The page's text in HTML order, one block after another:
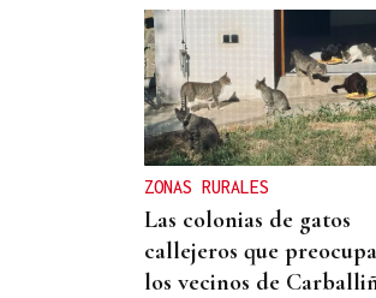
ZONAS RURALES
Las colonias de gatos
callejeros que
los vecinos de